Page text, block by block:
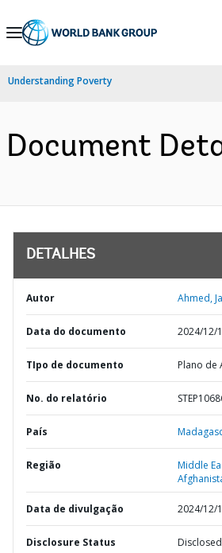
Skip
Navigation
Understanding Poverty
Document
DETALHES
Autor Ahmed,
Data do documento 2024/12/
TIpo de documento Plano de
No. do relatório
País
Região
Middle
Data de divulgação 2024/12/
Disclosure Status Disclosed